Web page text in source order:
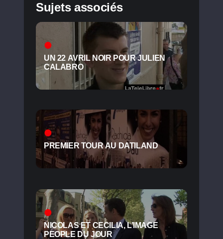
Sujets associés
UN 22 AVRIL NOIR POUR JULIEN
CALABRO
PREMIER TOUR AU DATILAND
NICOLAS ET CECILIA, L’IMAGE
PEOPLE DU JOUR